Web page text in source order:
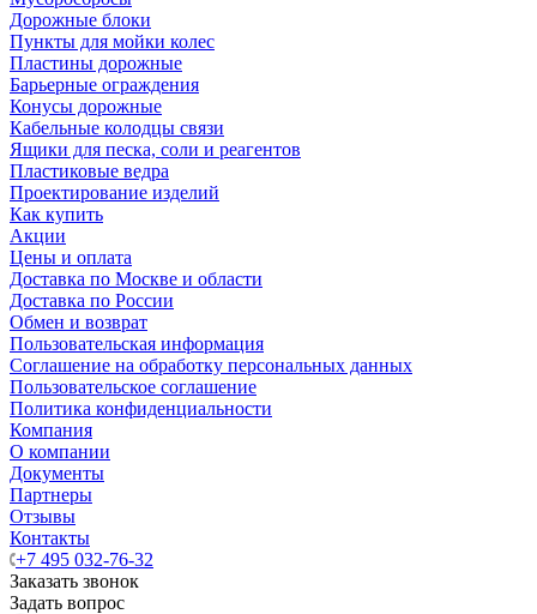
Дорожные блоки
Пункты для мойки колес
Пластины дорожные
Барьерные ограждения
Конусы дорожные
Кабельные колодцы связи
Ящики для песка, соли и реагентов
Пластиковые ведра
Проектирование изделий
Как купить
Акции
Цены и оплата
Доставка по Москве и области
Доставка по России
Обмен и возврат
Пользовательская информация
Соглашение на обработку персональных данных
Пользовательское соглашение
Политика конфиденциальности
Компания
О компании
Документы
Партнеры
Отзывы
Контакты
+7 495 032-76-32
Заказать звонок
Задать вопрос